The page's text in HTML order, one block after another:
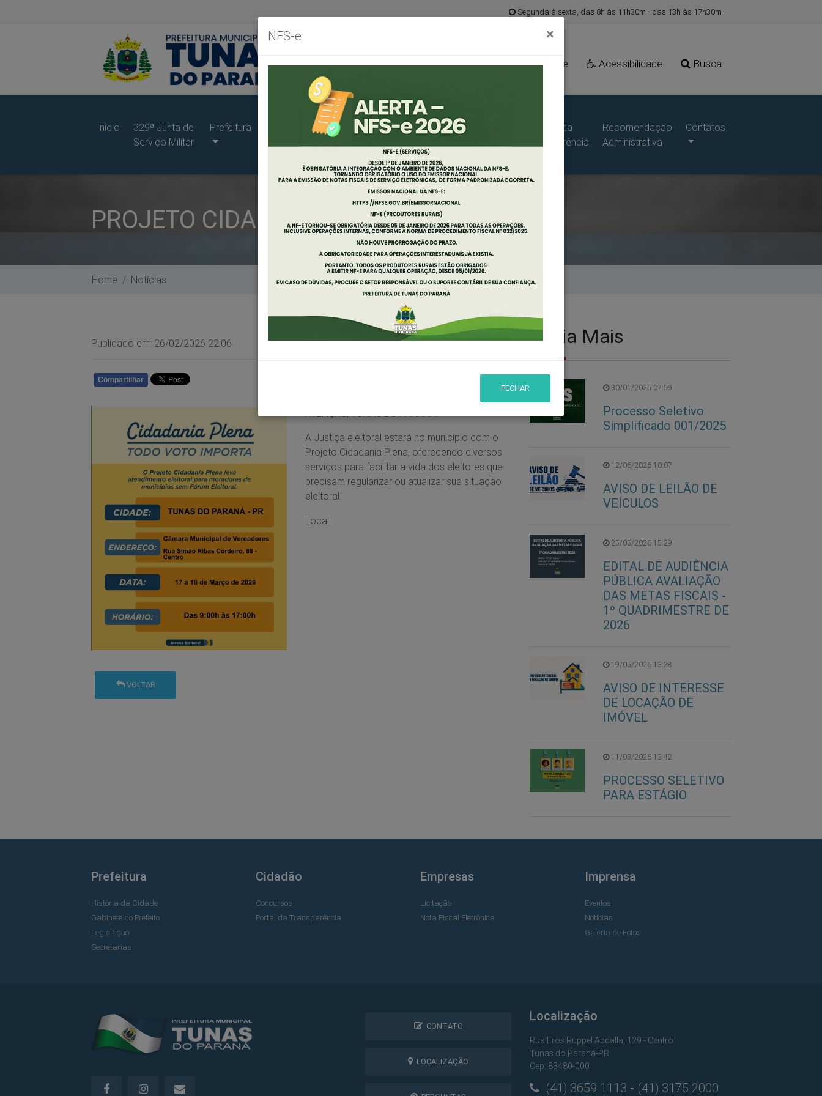
Segunda à sexta, das 8h às 11h30m - das 13h às 17h30m
Busca
Acessibilidade
Mapa do Site
Ouvidoria
Inicio
329ª Junta de
Serviço Militar
Prefeitura Concursos Empresas Servidor
Portais da
Transparência
Recomendação
Administrativa
Contatos
PROJETO CIDADANIA PLENA
Home Notícias
Publicado em: 26/02/2026 22:06
Compartilhar
A Justiça eleitoral estará no município com o
Projeto Cidadania Plena, oferecendo diversos
serviços para facilitar a vida dos eleitores que
precisam regularizar ou atualizar sua situação
eleitoral.
Local
VOLTAR
Leia Mais
30/01/2025 07:59
Processo Seletivo
Simplificado 001/2025
12/06/2026 10:07
AVISO DE LEILÃO DE
VEÍCULOS
25/05/2026 15:29
EDITAL DE AUDIÊNCIA
PÚBLICA AVALIAÇÃO
DAS METAS FISCAIS -
1º QUADRIMESTRE DE
2026
19/05/2026 13:28
AVISO DE INTERESSE
DE LOCAÇÃO DE
IMÓVEL
11/03/2026 13:42
PROCESSO SELETIVO
PARA ESTÁGIO
NFS-e ×
FECHAR
Prefeitura
História da Cidade
Gabinete do Prefeito
Legislação
Secretarias
Cidadão
Concursos
Portal da Transparência
Empresas
Licitação
Nota Fiscal Eletrônica
Imprensa
Eventos
Notícias
Galeria de Fotos
CONTATO
LOCALIZAÇÃO
Localização
Rua Eros Ruppel Abdalla, 129 - Centro
Tunas do Paraná-PR
Cep: 83480-000
(41) 3659 1113 - (41) 3175 2000